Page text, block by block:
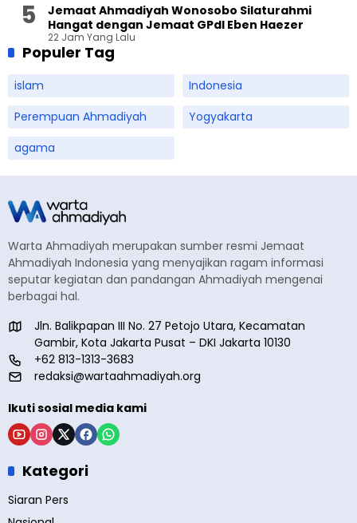
Jemaat Ahmadiyah Wonosobo Silaturahmi
Hangat dengan Jemaat GPdI Eben Haezer
22 Jam Yang Lalu
Populer Tag
islam
Indonesia
Perempuan Ahmadiyah
Yogyakarta
agama
Warta Ahmadiyah merupakan sumber resmi Jemaat
Ahmadiyah Indonesia yang menyajikan ragam informasi
seputar kegiatan dan pandangan Ahmadiyah mengenai
berbagai hal.
Jln. Balikpapan III No. 27 Petojo Utara, Kecamatan
Gambir, Kota Jakarta Pusat – DKI Jakarta 10130
+62 813-1313-3683
redaksi@wartaahmadiyah.org
Ikuti sosial media kami
Kategori
Siaran Pers